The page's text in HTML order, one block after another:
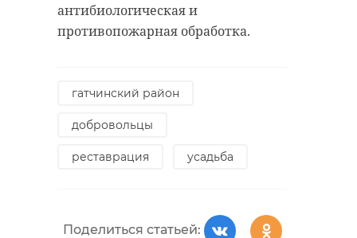
антибиологическая и
противопожарная обработка.
гатчинский район
добровольцы
реставрация усадьба
Поделиться статьей: